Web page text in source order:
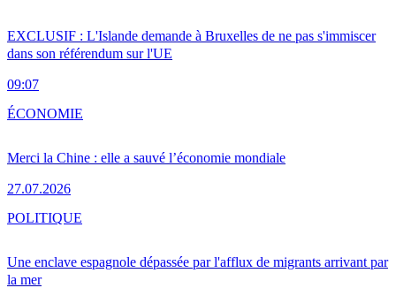
EXCLUSIF : L'Islande demande à Bruxelles de ne pas s'immiscer
dans son référendum sur l'UE
09:07
Merci la Chine : elle a sauvé l’économie mondiale
27.07.2026
ÉCONOMIE
Une enclave espagnole dépassée par l'afflux de migrants arrivant par
la mer
POLITIQUE